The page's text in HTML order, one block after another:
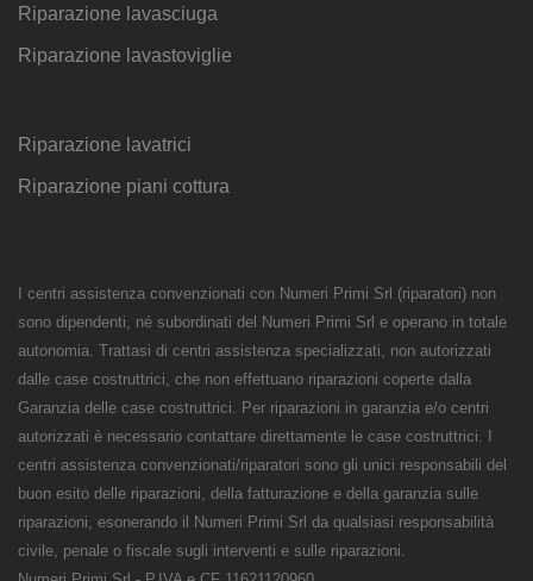
Riparazione lavasciuga
Riparazione lavastoviglie
Riparazione lavatrici
Riparazione piani cottura
I centri assistenza convenzionati con Numeri Primi Srl (riparatori) non
sono dipendenti, né subordinati del Numeri Primi Srl e operano in totale
autonomia. Trattasi di centri assistenza specializzati, non autorizzati
dalle case costruttrici, che non effettuano riparazioni coperte dalla
Garanzia delle case costruttrici. Per riparazioni in garanzia e/o centri
autorizzati è necessario contattare direttamente le case costruttrici. I
centri assistenza convenzionati/riparatori sono gli unici responsabili del
buon esito delle riparazioni, della fatturazione e della garanzia sulle
riparazioni, esonerando il Numeri Primi Srl da qualsiasi responsabilità
civile, penale o fiscale sugli interventi e sulle riparazioni.